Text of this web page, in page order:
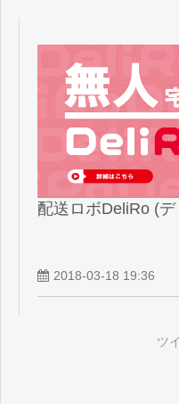
配送ロボDeliRo (デ
2018-03-18 19:36
ツ